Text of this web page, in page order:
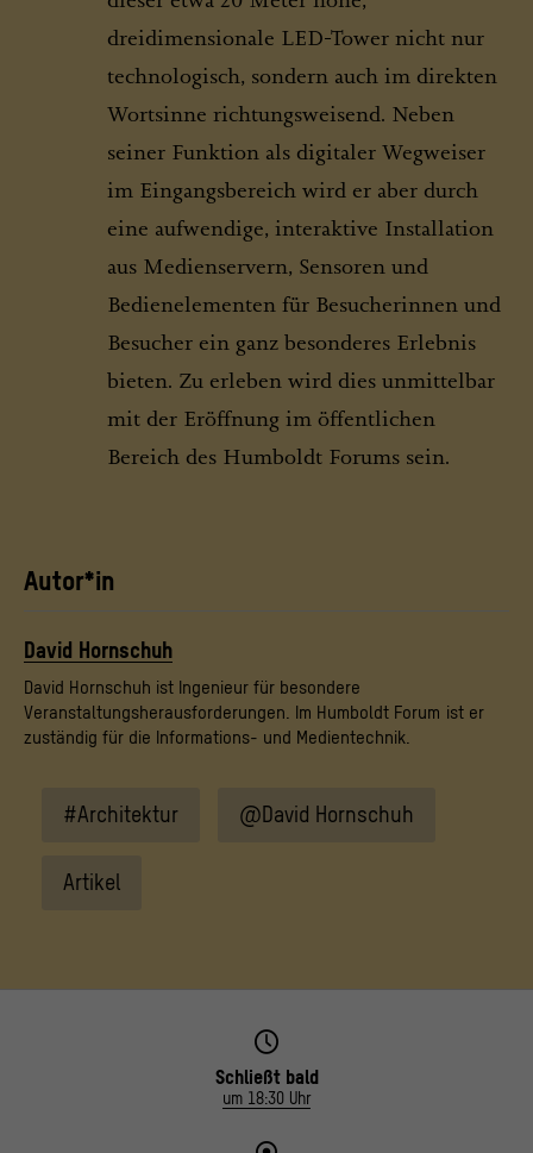
dreidimensionale LED-Tower nicht nur
technologisch, sondern auch im direkten
Wortsinne richtungsweisend. Neben
seiner Funktion als digitaler Wegweiser
im Eingangsbereich wird er aber durch
eine aufwendige, interaktive Installation
aus Medienservern, Sensoren und
Bedienelementen für Besucherinnen und
Besucher ein ganz besonderes Erlebnis
bieten. Zu erleben wird dies unmittelbar
mit der Eröffnung im öffentlichen
Bereich des Humboldt Forums sein.
Autor*in
David Hornschuh
David Hornschuh ist Ingenieur für besondere
Veranstaltungsherausforderungen. Im Humboldt Forum ist er
zuständig für die Informations- und Medientechnik.
#Architektur @David Hornschuh
Artikel
Schließt bald
um 18:30 Uhr